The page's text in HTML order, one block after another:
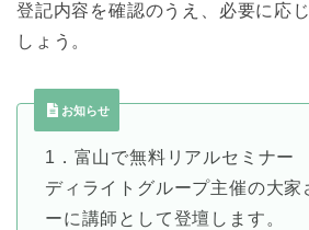
登記内容を確認のうえ、必要に応
しょう。
お知らせ
1．富山で無料リアルセミナー
ディライトグループ主催の大家
ーに講師として登壇します。